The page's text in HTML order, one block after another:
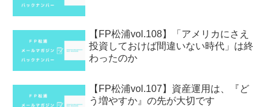
【FP松浦vol.108】「アメリカにさえ
投資しておけば間違いない時代」は終
わったのか
【FP松浦vol.107】資産運用は、『ど
う増やすか』の先が大切です